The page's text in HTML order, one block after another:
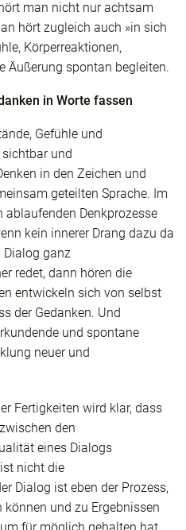
man nicht nur achtsam
hört zugleich auch »in sich
Körperreaktionen,
Äußerung spontan begleiten.
in Worte fassen
Gefühle und
sichtbar und
in den Zeichen und
geteilten Sprache. Im
ablaufenden Denkprozesse
kein innerer Drang dazu da
Dialog ganz
redet, dann hören die
entwickeln sich von selbst
der Gedanken. Und
und spontane
neuer und
Fertigkeiten wird klar, dass
den
eines Dialogs
nicht die
Dialog ist eben der Prozess,
und zu Ergebnissen